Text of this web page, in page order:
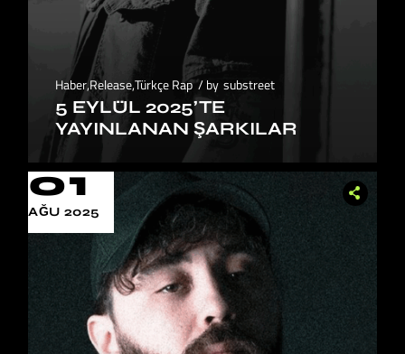
Haber,Release,Türkçe Rap by substreet
5 EYLÜL 2025’TE
YAYINLANAN ŞARKILAR
01
AĞU 2025